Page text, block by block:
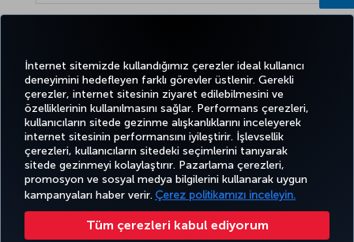
İnternet sitemizde kullandığımız çerezler ideal kullanıcı
deneyimini hedefleyen farklı görevler üstlenir. Gerekli
çerezler, internet sitesinin ziyaret edilebilmesini ve
özelliklerinin kullanılmasını sağlar. Performans çerezleri,
kullanıcıların sitede gezinme alışkanlıklarını inceleyerek
internet sitesinin performansını iyileştirir. İşlevsellik
çerezleri, kullanıcıların sitedeki seçimlerini tanıyarak
sitede gezinmeyi kolaylaştırır. Pazarlama çerezleri,
promosyon ve sosyal medya bilgilerini kullanarak uygun
kampanyaları haber verir. Çerez politikamızı inceleyin.
Tüm çerezleri kabul ediyorum
TwitterFacebook
Instagram
YoutubeLinkedIn
TiktokBlogPinterest
BİLET
AL VE
YÖNET
DENEYİM
FIRSATLAR
VE UÇUŞ
NOKTALARI
YARDIM
TURKISH
AIRLINES
HOLIDAYS
MILES&SMILES
Bilgi Toplumu Hizmetleri Erişilebilirlik Gizlilik ve Çerez Politikası Yasal Uyarı Yolcu Hakları